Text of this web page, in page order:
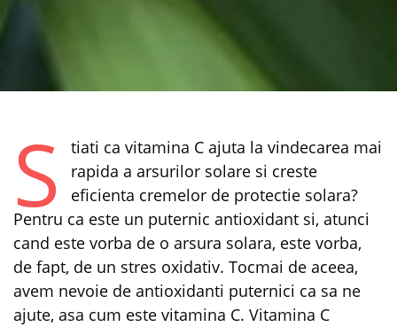
S
tiati ca vitamina C ajuta la vindecarea mai
rapida a arsurilor solare si creste
eficienta cremelor de protectie solara?
Pentru ca este un puternic antioxidant si, atunci
cand este vorba de o arsura solara, este vorba,
de fapt, de un stres oxidativ. Tocmai de aceea,
avem nevoie de antioxidanti puternici ca sa ne
ajute, asa cum este vitamina C. Vitamina C